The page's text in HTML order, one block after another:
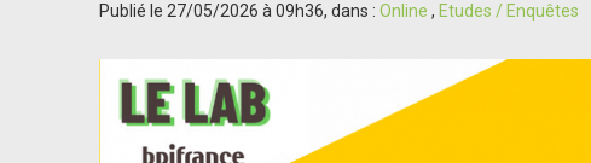
Publié le 27/05/2026 à 09h36, dans : Online , Etudes / Enquêtes